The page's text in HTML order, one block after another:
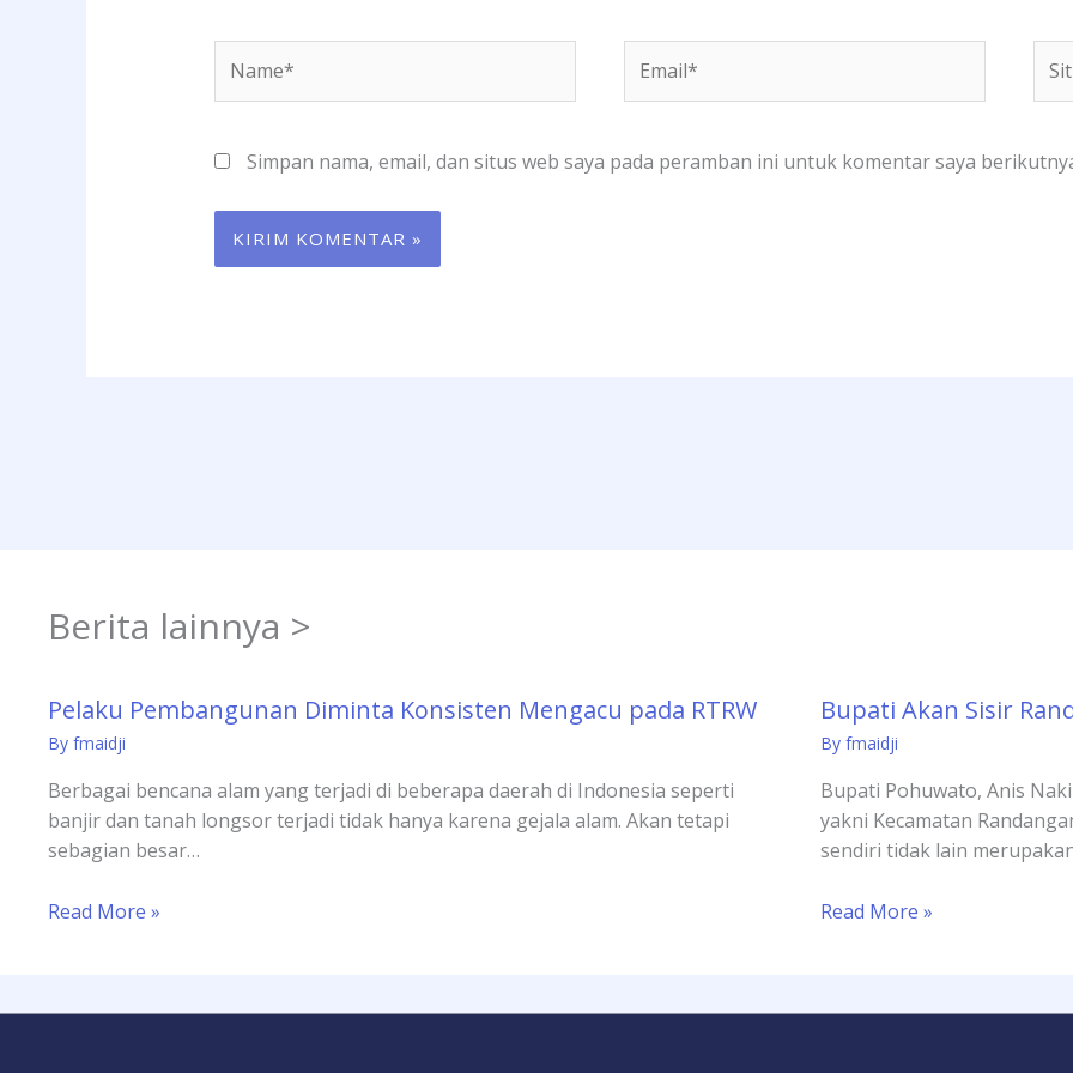
Web
Simpan nama, email, dan situs web saya pada peramban ini untuk komentar saya
Berita lainnya >
Pelaku Pembangunan Diminta Konsisten Mengacu pada RTRW
By fmaidji
Berbagai bencana alam yang terjadi di beberapa daerah di Indonesia seperti
banjir dan tanah longsor terjadi tidak hanya karena gejala alam. Akan tetapi
sebagian besar…
Read More »
Bupati Akan Sisir
By fmaidji
Bupati Pohuwato, Anis
yakni Kecamatan
sendiri tidak lain
Read More »